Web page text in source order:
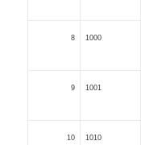
8 1000
9 1001
10 1010